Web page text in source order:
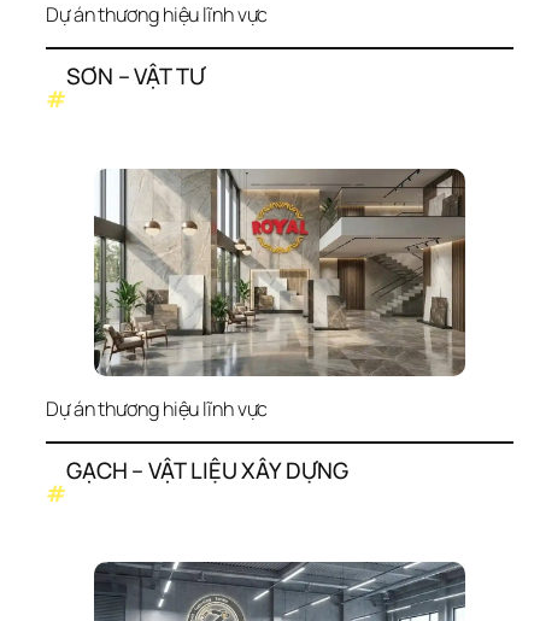
Dự án thương hiệu lĩnh vực
#
SƠN – VẬT TƯ
Dự án thương hiệu lĩnh vực
#
GẠCH – VẬT LIỆU XÂY DỰNG